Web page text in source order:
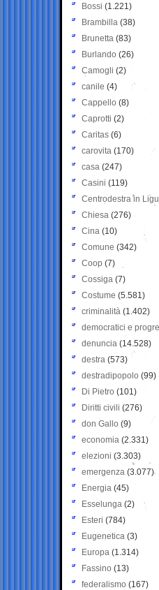
Bossi (1.221)
Brambilla (38)
Brunetta (83)
Burlando (26)
Camogli (2)
canile (4)
Cappello (8)
Caprotti (2)
Caritas (6)
carovita (170)
casa (247)
Casini (119)
Centrodestra in
Chiesa (276)
Cina (10)
Comune (342)
Coop (7)
Cossiga (7)
Costume (5.581)
criminalità (1.402)
democratici e
denuncia (14.528)
destra (573)
destradipopolo (99)
Di Pietro (101)
Diritti civili (276)
don Gallo (9)
economia (2.331)
elezioni (3.303)
emergenza (3.077)
Energia (45)
Esselunga (2)
Esteri (784)
Eugenetica (3)
Europa (1.314)
Fassino (13)
federalismo (167)